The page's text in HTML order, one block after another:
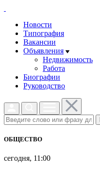
Новости
Типография
Вакансии
Объявления
Недвижимость
Работа
Биографии
Руководство
ОБЩЕСТВО
сегодня, 11:00